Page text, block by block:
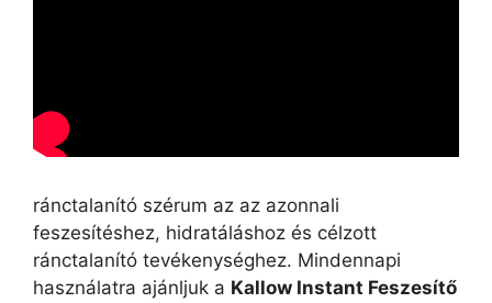
ránctalanító szérum az az azonnali
feszesítéshez, hidratáláshoz és célzott
ránctalanító tevékenységhez. Mindennapi
használatra ajánljuk a Kallow Instant Feszesítő